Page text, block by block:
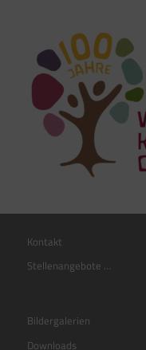
Kontakt
Stellenangebote …
Bildergalerien
Downloads